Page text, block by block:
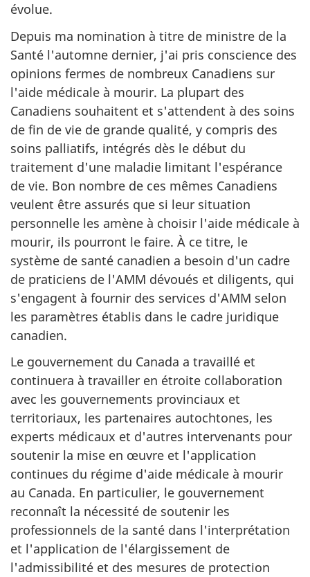
évolue.
Depuis ma nomination à titre de ministre de la
Santé l'automne dernier, j'ai pris conscience des
opinions fermes de nombreux Canadiens sur
l'aide médicale à mourir. La plupart des
Canadiens souhaitent et s'attendent à des soins
de fin de vie de grande qualité, y compris des
soins palliatifs, intégrés dès le début du
traitement d'une maladie limitant l'espérance
de vie. Bon nombre de ces mêmes Canadiens
veulent être assurés que si leur situation
personnelle les amène à choisir l'aide médicale à
mourir, ils pourront le faire. À ce titre, le
système de santé canadien a besoin d'un cadre
de praticiens de l'AMM dévoués et diligents, qui
s'engagent à fournir des services d'AMM selon
les paramètres établis dans le cadre juridique
canadien.
Le gouvernement du Canada a travaillé et
continuera à travailler en étroite collaboration
avec les gouvernements provinciaux et
territoriaux, les partenaires autochtones, les
experts médicaux et d'autres intervenants pour
soutenir la mise en œuvre et l'application
continues du régime d'aide médicale à mourir
au Canada. En particulier, le gouvernement
reconnaît la nécessité de soutenir les
professionnels de la santé dans l'interprétation
et l'application de l'élargissement de
l'admissibilité et des mesures de protection